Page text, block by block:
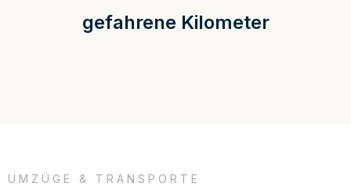
gefahrene Kilometer
UMZÜGE & TRANSPORTE